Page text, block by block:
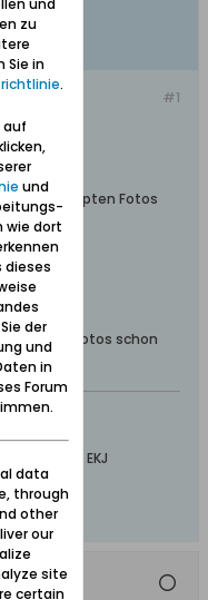
#1
umgekippten Fotos
der Fotos schon
ihr macht. EKJ
zu
Sie in
.
auf
und
wie dort
dieses
der
und
in
Forum
data
through
other
our
site
certain